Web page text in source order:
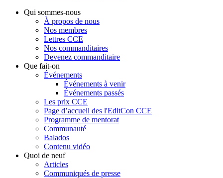
Qui sommes-nous
À propos de nous
Nos membres
Lettres CCE
Nos commanditaires
Devenez commanditaire
Que fait-on
Événements
Événements à venir
Événements passés
Les prix CCE
Page d’accueil des l'EditCon CCE
Programme de mentorat
Communauté
Balados
Contenu vidéo
Quoi de neuf
Articles
Communiqués de presse